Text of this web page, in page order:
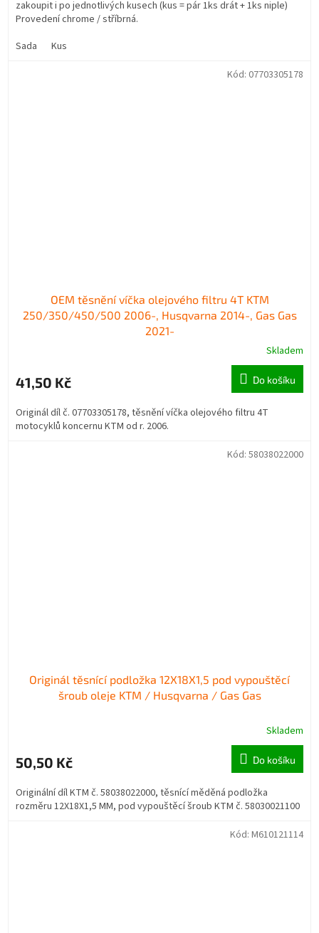
zakoupit i po jednotlivých kusech (kus = pár 1ks drát + 1ks niple)
Provedení chrome / stříbrná.
Sada
Kus
OEM těsnění víčka olejového filtru 4T KTM
250/350/450/500 2006-, Husqvarna 2014-, Gas Gas
2021-
Skladem
41,50 Kč Do košíku
Originál díl č. 07703305178, těsnění víčka olejového filtru 4T
motocyklů koncernu KTM od r. 2006.
Kód: 07703305178
Originál těsnící podložka 12X18X1,5 pod vypouštěcí
šroub oleje KTM / Husqvarna / Gas Gas
Skladem
50,50 Kč Do košíku
Originální díl KTM č. 58038022000, těsnící měděná podložka
rozměru 12X18X1,5 MM, pod vypouštěcí šroub KTM č. 58030021100
Kód: 58038022000
Kód: M610121114